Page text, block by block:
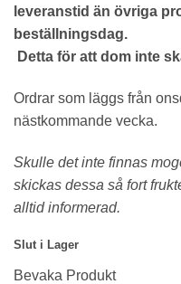
leveranstid än övriga
beställningsdag.
Detta för att dom inte
Ordrar som läggs från
nästkommande vecka.
Skulle det inte finnas
skickas dessa så fort
alltid informerad.
Slut i Lager
Bevaka Produkt